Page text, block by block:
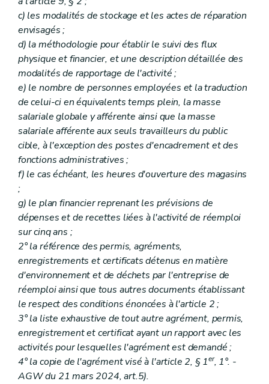
c) les modalités de stockage et les actes de réparation
envisagés ;
d) la méthodologie pour établir le suivi des flux
physique et financier, et une description détaillée des
modalités de rapportage de l'activité ;
e) le nombre de personnes employées et la traduction
de celui-ci en équivalents temps plein, la masse
salariale globale y afférente ainsi que la masse
salariale afférente aux seuls travailleurs du public
cible, à l'exception des postes d'encadrement et des
fonctions administratives ;
f) le cas échéant, les heures d'ouverture des magasins
;
g) le plan financier reprenant les prévisions de
dépenses et de recettes liées à l'activité de réemploi
sur cinq ans ;
2° la référence des permis, agréments,
enregistrements et certificats détenus en matière
d'environnement et de déchets par l'entreprise de
réemploi ainsi que tous autres documents établissant
le respect des conditions énoncées à l'article 2 ;
3° la liste exhaustive de tout autre agrément, permis,
enregistrement et certificat ayant un rapport avec les
activités pour lesquelles l'agrément est demandé ;
4° la copie de l'agrément visé à l'article 2, § 1er, 1°. -
AGW du 21 mars 2024, art.5).